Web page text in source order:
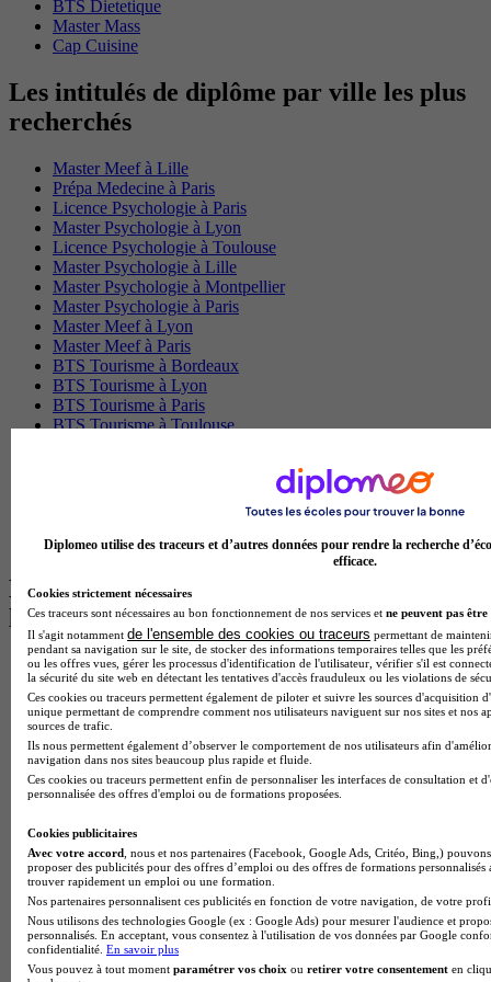
BTS Dietetique
Master Mass
Cap Cuisine
Les intitulés de diplôme par ville les plus
recherchés
Master Meef à Lille
Prépa Medecine à Paris
Licence Psychologie à Paris
Master Psychologie à Lyon
Licence Psychologie à Toulouse
Master Psychologie à Lille
Master Psychologie à Montpellier
Master Psychologie à Paris
Master Meef à Lyon
Master Meef à Paris
BTS Tourisme à Bordeaux
BTS Tourisme à Lyon
BTS Tourisme à Paris
BTS Tourisme à Toulouse
BTS Communication à Bordeaux
Master Psychologie à Angers
BTS Ndrc à Lyon
Les intitulés de diplôme par alternance
les plus recherchés
BTS Esf en alternance
BTS Dietetique en alternance
BTS Mco en alternance
BTS Pi en alternance
BTS Sp3s en alternance
Master CCA en alternance
BTS Ndrc en alternance
BTS Sam en alternance
BTS Sio en alternance
MSc Marketing Digital en alternance
BTS Gpme en alternance
Cap Electricien en alternance
BTS Gpn en alternance
BTS Domotique en alternance
BAC Pro Agora en alternance
Diplomeo utilise des traceurs et d’autres données pour rendre la recherche
efficace.
Cookies strictement nécessaires
Ces traceurs sont nécessaires au bon fonctionnement de nos services et ne peuvent pas être
Il s'agit notamment de l'ensemble des cookies ou traceurs permettant de
pendant sa navigation sur le site, de stocker des informations temporaires telles que les
ou les offres vues, gérer les processus d'identification de l'utilisateur, vérifier s'il est
la sécurité du site web en détectant les tentatives d'accès frauduleux ou les violations de
Ces cookies ou traceurs permettent également de piloter et suivre les sources d'acquisition
unique permettant de comprendre comment nos utilisateurs naviguent sur nos sites et nos
sources de trafic.
Ils nous permettent également d’observer le comportement de nos utilisateurs afin
navigation dans nos sites beaucoup plus rapide et fluide.
Ces cookies ou traceurs permettent enfin de personnaliser les interfaces de consultation et
personnalisée des offres d'emploi ou de formations proposées.
Cookies publicitaires
Avec votre accord , nous et nos partenaires (Facebook, Google Ads, Critéo, Bing,)
proposer des publicités pour des offres d’emploi ou des offres de formations
trouver rapidement un emploi ou une formation.
Nos partenaires personnalisent ces publicités en fonction de votre navigation, de votre
Nous utilisons des technologies Google (ex : Google Ads) pour mesurer l'audience et
personnalisés. En acceptant, vous consentez à l'utilisation de vos données par Google
confidentialité. En savoir plus
Vous pouvez à tout moment paramétrer vos choix ou retirer votre consentement en